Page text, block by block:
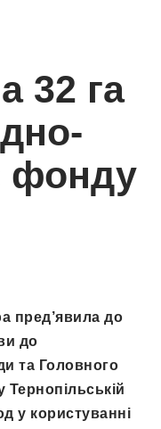
32 га
фонду
пред’явила до
до
та Головного
Тернопільській
у користуванні